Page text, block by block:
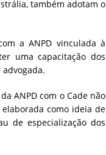
também adotam o
a ANPD vinculada à
uma capacitação dos
ANPD com o Cade não
como ideia de
de especialização dos